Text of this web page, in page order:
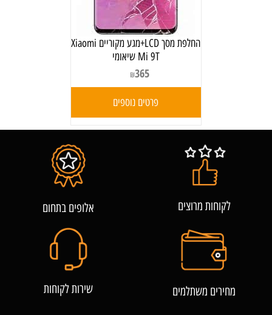
החלפת מסך LCD+מגע מקוריים Xiaomi
Mi 9T שיאומי
₪365
פרטים נוספים
לקוחות מרוצים אלופים בתחום
מחירים משתלמים שירות לקוחות